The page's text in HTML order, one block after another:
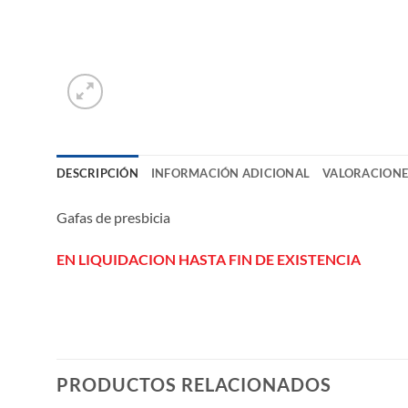
DESCRIPCIÓN INFORMACIÓN ADICIONAL
Gafas de presbicia
EN LIQUIDACION HASTA FIN DE EXISTENCIA
PRODUCTOS RELACIONADOS